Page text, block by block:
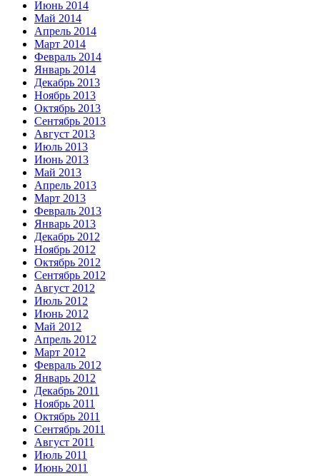
Июнь 2014
Май 2014
Апрель 2014
Март 2014
Февраль 2014
Январь 2014
Декабрь 2013
Ноябрь 2013
Октябрь 2013
Сентябрь 2013
Август 2013
Июль 2013
Июнь 2013
Май 2013
Апрель 2013
Март 2013
Февраль 2013
Январь 2013
Декабрь 2012
Ноябрь 2012
Октябрь 2012
Сентябрь 2012
Август 2012
Июль 2012
Июнь 2012
Май 2012
Апрель 2012
Март 2012
Февраль 2012
Январь 2012
Декабрь 2011
Ноябрь 2011
Октябрь 2011
Сентябрь 2011
Август 2011
Июль 2011
Июнь 2011